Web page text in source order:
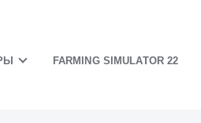
FARMING SIMULATOR 22